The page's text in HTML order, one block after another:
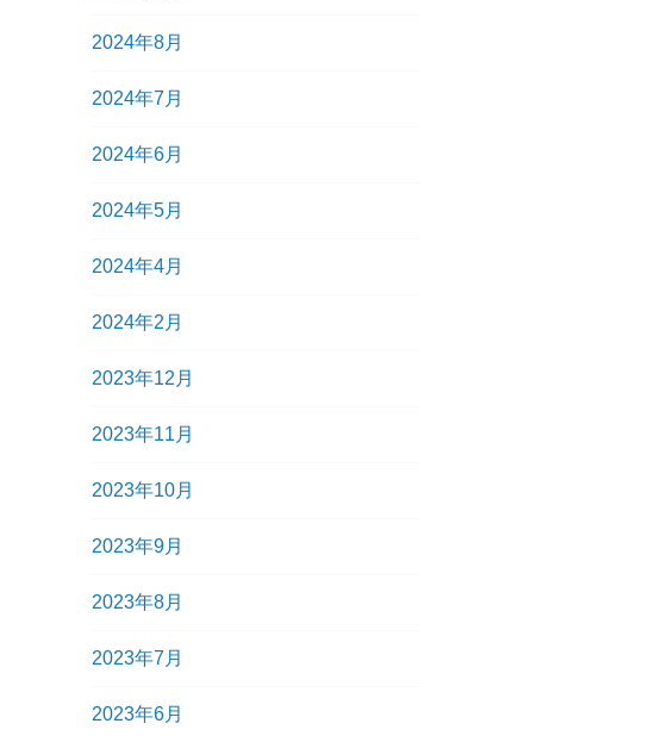
2024年8月
2024年7月
2024年6月
2024年5月
2024年4月
2024年2月
2023年12月
2023年11月
2023年10月
2023年9月
2023年8月
2023年7月
2023年6月